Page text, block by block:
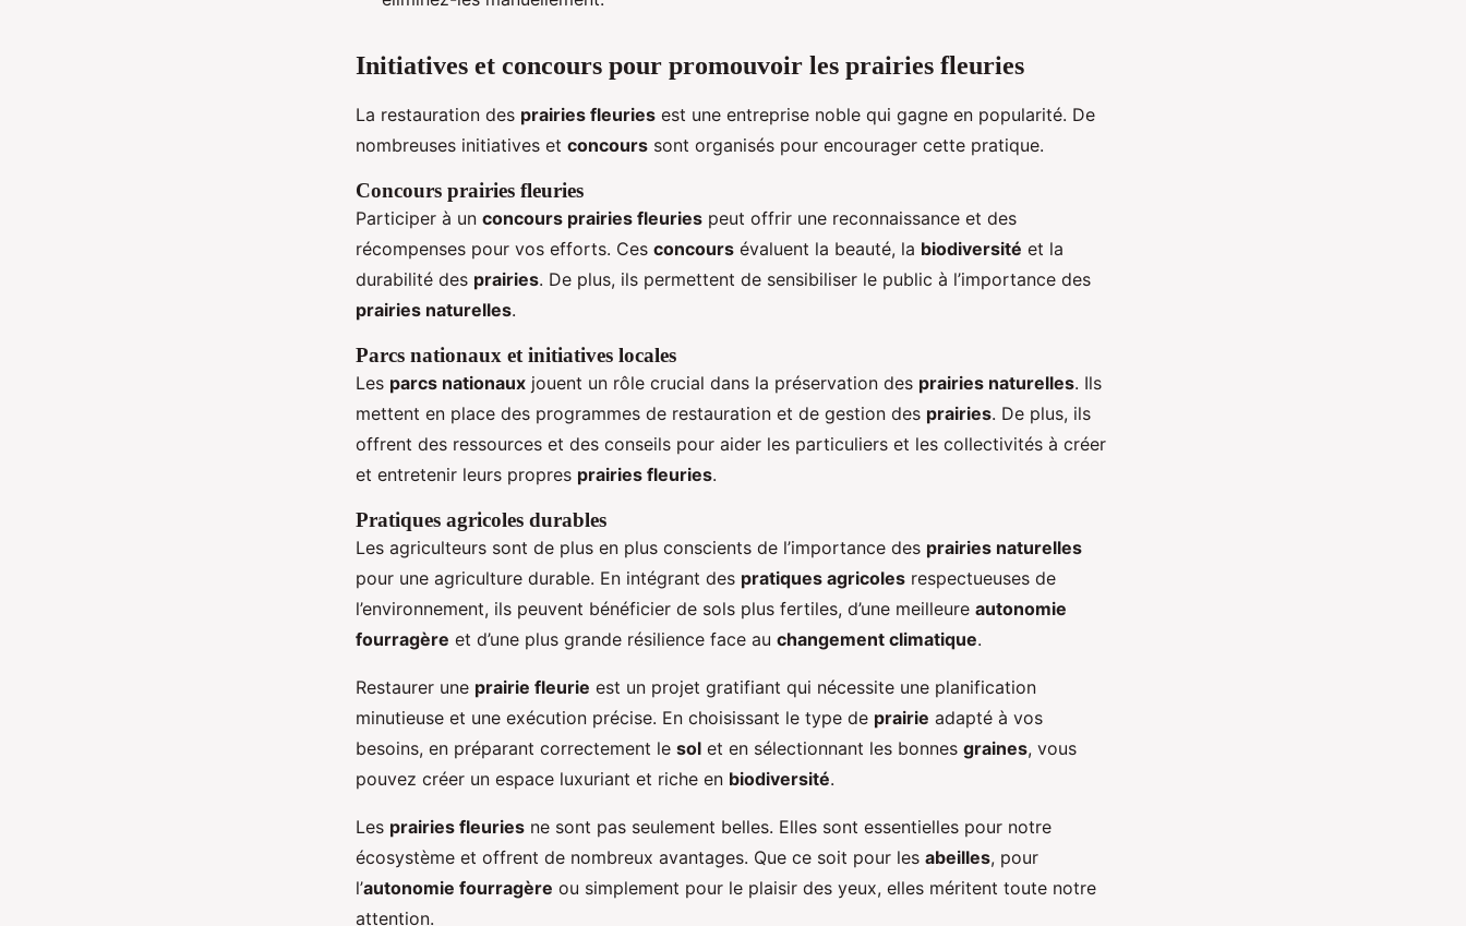
Initiatives et concours pour promouvoir les prairies fleuries
La restauration des prairies fleuries est une entreprise noble qui gagne en popularité. De
nombreuses initiatives et concours sont organisés pour encourager cette pratique.
Concours prairies fleuries
Participer à un concours prairies fleuries peut offrir une reconnaissance et des
récompenses pour vos efforts. Ces concours évaluent la beauté, la biodiversité et la
durabilité des prairies. De plus, ils permettent de sensibiliser le public à l’importance des
prairies naturelles.
Parcs nationaux et initiatives locales
Les parcs nationaux jouent un rôle crucial dans la préservation des prairies naturelles. Ils
mettent en place des programmes de restauration et de gestion des prairies. De plus, ils
offrent des ressources et des conseils pour aider les particuliers et les collectivités à créer
et entretenir leurs propres prairies fleuries.
Pratiques agricoles durables
Les agriculteurs sont de plus en plus conscients de l’importance des prairies naturelles
pour une agriculture durable. En intégrant des pratiques agricoles respectueuses de
l’environnement, ils peuvent bénéficier de sols plus fertiles, d’une meilleure autonomie
fourragère et d’une plus grande résilience face au changement climatique.
Restaurer une prairie fleurie est un projet gratifiant qui nécessite une planification
minutieuse et une exécution précise. En choisissant le type de prairie adapté à vos
besoins, en préparant correctement le sol et en sélectionnant les bonnes graines, vous
pouvez créer un espace luxuriant et riche en biodiversité.
Les prairies fleuries ne sont pas seulement belles. Elles sont essentielles pour notre
écosystème et offrent de nombreux avantages. Que ce soit pour les abeilles, pour
l’autonomie fourragère ou simplement pour le plaisir des yeux, elles méritent toute notre
attention.